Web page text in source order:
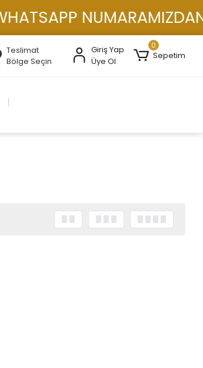
NUMARAMIZDAN
Teslimat
Bölge Seçin
Giriş Yap
Üye Ol
0
Sepetim